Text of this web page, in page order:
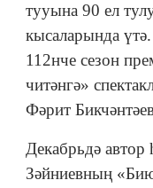
тууына 90 ел
кысаларында
112нче сезон
читәнгә»
Фәрит
Декабрьдә
Зәйниевның